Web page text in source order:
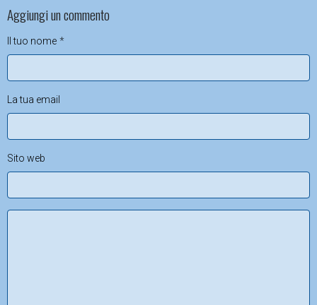
Aggiungi un commento
Il tuo nome
La tua email
Sito web